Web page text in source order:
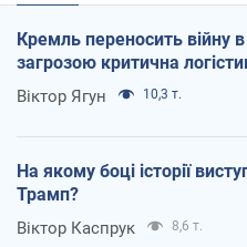
Кремль переносить війну
загрозою критична
Віктор Ягун 10,3 т.
На якому боці історії
Трамп?
Віктор Каспрук 8,6 т.